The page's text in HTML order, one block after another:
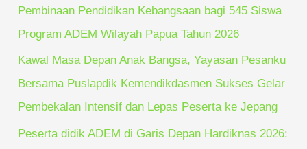
h
f
Pembinaan Pendidikan Kebangsaan bagi 545 Siswa
Program ADEM Wilayah Papua Tahun 2026
Kawal Masa Depan Anak Bangsa, Yayasan Pesanku
Bersama Puslapdik Kemendikdasmen Sukses Gelar
Pembekalan Intensif dan Lepas Peserta ke Jepang
Peserta didik ADEM di Garis Depan Hardiknas 2026: